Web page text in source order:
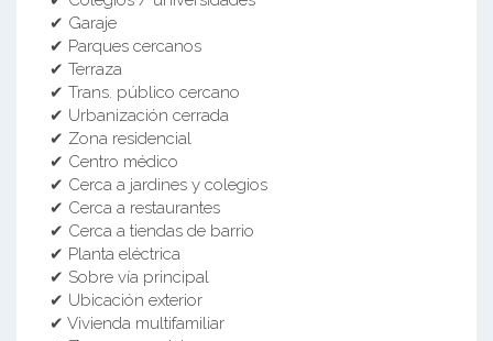
✔ Garaje
✔ Parques cercanos
✔ Terraza
✔ Trans. público cercano
✔ Urbanización cerrada
✔ Zona residencial
✔ Centro médico
✔ Cerca a jardines y colegios
✔ Cerca a restaurantes
✔ Cerca a tiendas de barrio
✔ Planta eléctrica
✔ Sobre vía principal
✔ Ubicación exterior
✔ Vivienda multifamiliar